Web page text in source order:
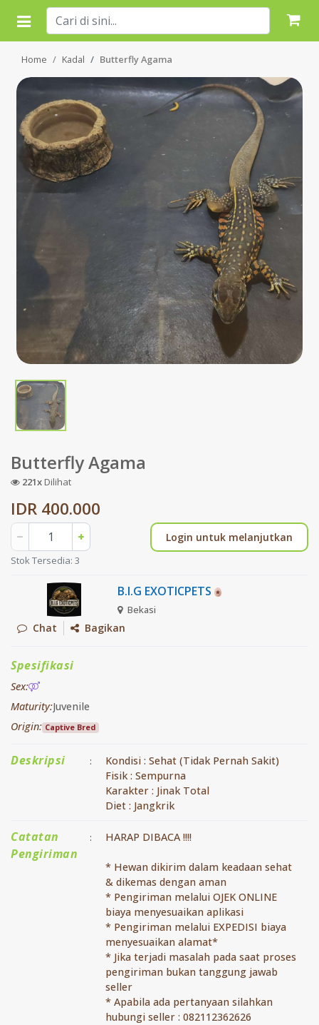
Home Kadal Butterfly Agama
Butterfly Agama
221x Dilihat
IDR 400.000
Stok Tersedia: 3
Login untuk melanjutkan
B.I.G EXOTICPETS
Bekasi
Chat Bagikan
Spesifikasi
Sex:
Maturity:Juvenile
Origin: Captive Bred
Deskripsi :
Kondisi : Sehat (Tidak Pernah Sakit)
Fisik : Sempurna
Karakter : Jinak Total
Diet : Jangkrik
Catatan
Pengiriman
: HARAP DIBACA !!!!
* Hewan dikirim dalam keadaan sehat
& dikemas dengan aman
* Pengiriman melalui OJEK ONLINE
biaya menyesuaikan aplikasi
* Pengiriman melalui EXPEDISI biaya
menyesuaikan alamat*
* Jika terjadi masalah pada saat proses
pengiriman bukan tanggung jawab
seller
* Apabila ada pertanyaan silahkan
hubungi seller : 082112362626